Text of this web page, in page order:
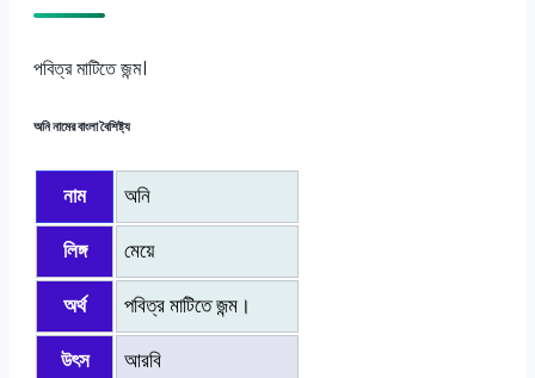
পবিত্র মাটিতে জন্ম।
অনি নামের বাংলা বৈশিষ্ট্য
নাম অনি
লিঙ্গ মেয়ে
অর্থ পবিত্র মাটিতে জন্ম।
উৎস আরবি